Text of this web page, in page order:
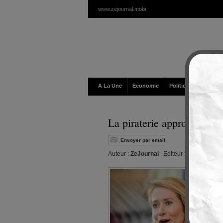
www.zejournal.mobi
A La Une Economie Politique /
La piraterie approuvée
Envoyer par email
Auteur : ZeJournal Editeur :